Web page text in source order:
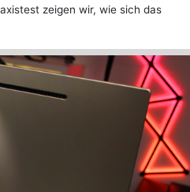
zeigen wir, wie sich das